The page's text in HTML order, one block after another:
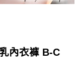
內衣褲 B-C